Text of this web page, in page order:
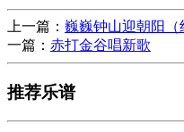
上一篇： 巍巍钟山迎朝阳
一篇： 赤打金谷唱新歌
推荐乐谱